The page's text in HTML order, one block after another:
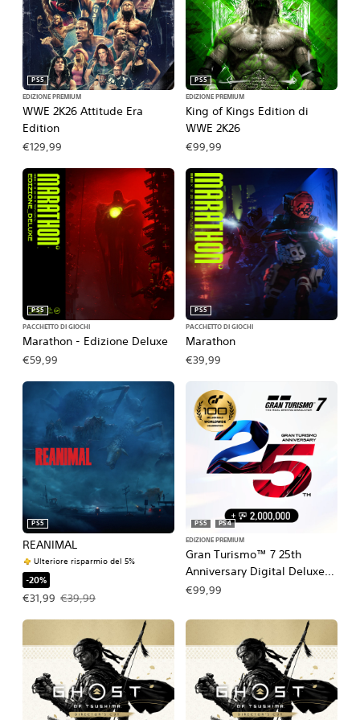
WWE 2K26 Attitude Era
Edition
PS5
EDIZIONE PREMIUM
€129,99
King of Kings Edition di
WWE 2K26
PS5
EDIZIONE PREMIUM
€99,99
Marathon - Edizione Deluxe
PS5
PACCHETTO DI GIOCHI
€59,99
Marathon
PS5
PACCHETTO DI GIOCHI
€39,99
REANIMAL
PS5
Ulteriore risparmio del 5%
-20%
€31,99
Prezzo in offerta €31,99. Prezzo originale €39,99.
€39,99
Gran Turismo™ 7 25th
Anniversary Digital Deluxe
Edition
PS5
PS4
EDIZIONE PREMIUM
€99,99